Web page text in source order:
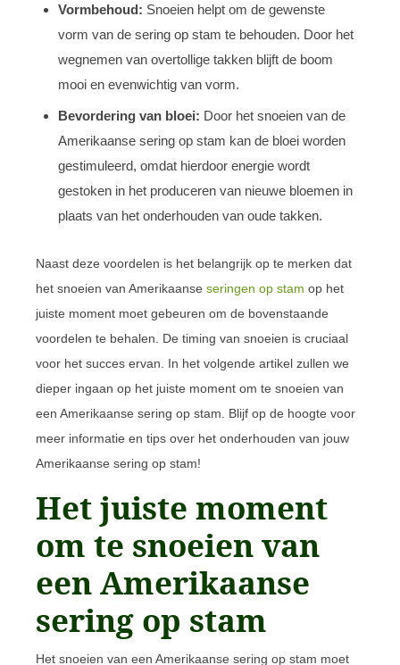
Vormbehoud: Snoeien helpt om de gewenste
vorm van de sering op stam te behouden. Door het
wegnemen van overtollige takken blijft de boom
mooi en evenwichtig van vorm.
Bevordering van bloei: Door het snoeien van de
Amerikaanse sering op stam kan de bloei worden
gestimuleerd, omdat hierdoor energie wordt
gestoken in het produceren van nieuwe bloemen in
plaats van het onderhouden van oude takken.
Naast deze voordelen is het belangrijk op te merken dat
het snoeien van Amerikaanse seringen op stam op het
juiste moment moet gebeuren om de bovenstaande
voordelen te behalen. De timing van snoeien is cruciaal
voor het succes ervan. In het volgende artikel zullen we
dieper ingaan op het juiste moment om te snoeien van
een Amerikaanse sering op stam. Blijf op de hoogte voor
meer informatie en tips over het onderhouden van jouw
Amerikaanse sering op stam!
Het juiste moment
om te snoeien van
een Amerikaanse
sering op stam
Het snoeien van een Amerikaanse sering op stam moet